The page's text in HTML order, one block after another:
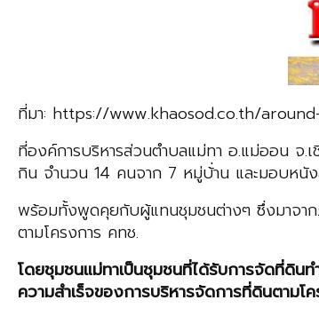
ที่มา: https://www.khaosod.co.th/
ที่องค์การบริหารส่วนตำบลแม่ทา อ.แม่ออน จ.เ
กิน จำนวน 14 คนจาก 7 หมู่บ้่าน และมอบหนั
พร้อมทั้งพูดคุยกับผู้แทนชุมชนต่างๆ ซึ่งมาจากภ
ตามโครงการ คทช.
โดยชุมชนแม่ทาเป็นชุมชนที่ได้รับการจัดที่ดิน
ความสำเร็จของการบริหารจัดการที่ดินตาม